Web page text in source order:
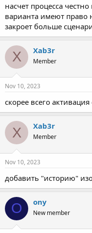
насчет процесса
варианта имеют право
закроет больше
X Xab3r
Member
Nov 10, 2023
скорее всего
X Xab3r
Member
Nov 10, 2023
добавить "историю"
O ony
New member